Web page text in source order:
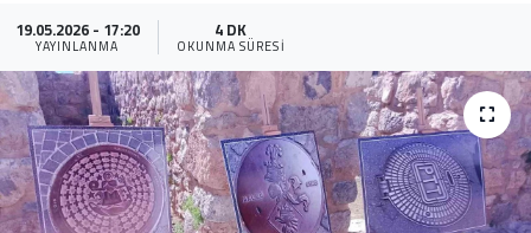
19.05.2026 - 17:20
YAYINLANMA
4 DK
OKUNMA SÜRESI
Yaşam
Sağlık
Yazarlar